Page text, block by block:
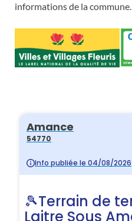
informations de la commune.